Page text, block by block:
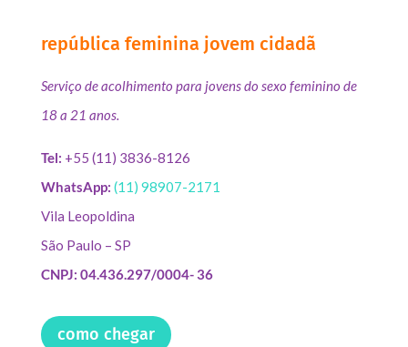
república feminina jovem cidadã
Serviço de acolhimento para jovens do sexo feminino de
18 a 21 anos.
Tel: +55 (11) 3836-8126
WhatsApp: (11) 98907-2171
Vila Leopoldina
São Paulo – SP
CNPJ: 04.436.297/0004- 36
como chegar